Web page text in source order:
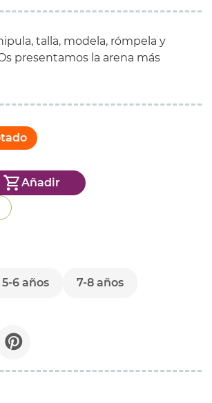
talla, modela, rómpela y
presentamos la arena más
Añadir
5-6 años
7-8 años